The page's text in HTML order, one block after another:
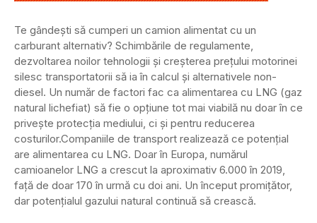
Te gândești să cumperi un camion alimentat cu un
carburant alternativ? Schimbările de regulamente,
dezvoltarea noilor tehnologii și creșterea prețului motorinei
silesc transportatorii să ia în calcul și alternativele non-
diesel. Un număr de factori fac ca alimentarea cu LNG (gaz
natural lichefiat) să fie o opțiune tot mai viabilă nu doar în ce
privește protecția mediului, ci și pentru reducerea
costurilor.Companiile de transport realizează ce potențial
are alimentarea cu LNG. Doar în Europa, numărul
camioanelor LNG a crescut la aproximativ 6.000 în 2019,
față de doar 170 în urmă cu doi ani. Un început promițător,
dar potențialul gazului natural continuă să crească.